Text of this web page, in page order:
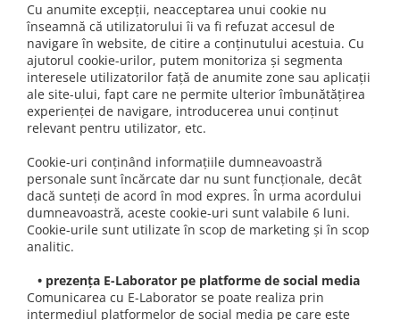
Cu anumite excepții, neacceptarea unui cookie nu
înseamnă că utilizatorului îi va fi refuzat accesul de
navigare în website, de citire a conținutului acestuia. Cu
ajutorul cookie-urilor, putem monitoriza și segmenta
interesele utilizatorilor față de anumite zone sau aplicații
ale site-ului, fapt care ne permite ulterior îmbunătățirea
experienței de navigare, introducerea unui conținut
relevant pentru utilizator, etc.
Cookie-uri conținând informațiile dumneavoastră
personale sunt încărcate dar nu sunt funcționale, decât
dacă sunteți de acord în mod expres. În urma acordului
dumneavoastră, aceste cookie-uri sunt valabile 6 luni.
Cookie-urile sunt utilizate în scop de marketing și în scop
analitic.
• prezența E-Laborator pe platforme de social media
Comunicarea cu E-Laborator se poate realiza prin
intermediul platformelor de social media pe care este